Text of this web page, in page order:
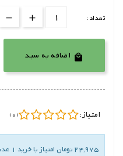
تعداد:
 اضافه به سبد
امتیاز: (0)
24,975 تومان امتیاز با خرید 1 عدد از این کالا